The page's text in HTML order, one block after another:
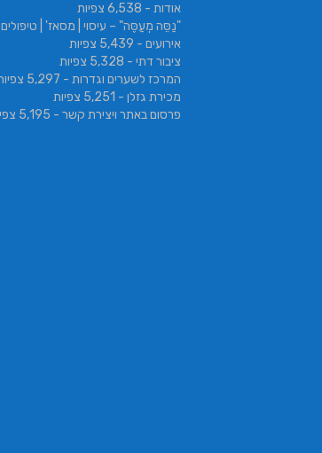
אודות - 6,538 צפיות
"נַסֵּה מְעַסֶּה" – עיסוי | מסאז' | טיפולים |
אירועים - 5,439 צפיות
ציבור דתי - 5,328 צפיות
המרכז לשערים וגדרות - 5,297 צפיות
מכירת גזלן - 5,251 צפיות
פרסום באתר ויצירת קשר - 5,195 צפיות